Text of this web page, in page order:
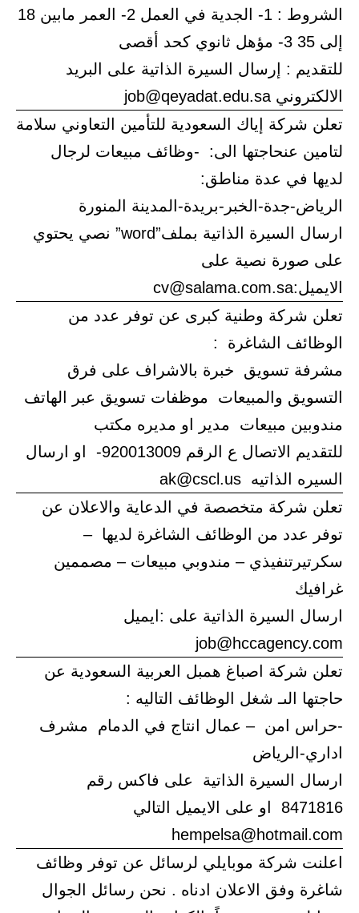
الشروط : 1- الجدية في العمل 2- العمر مابين 18
إلى 35 3- مؤهل ثانوي كحد أقصى
للتقديم : إرسال السيرة الذاتية على البريد
الالكتروني job@qeyadat.edu.sa
تعلن شركة إياك السعودية للتأمين التعاوني سلامة
لتامين عنحاجتها الى: -وظائف مبيعات لرجال
لديها في عدة مناطق:
الرياض-جدة-الخبر-بريدة-المدينة المنورة
ارسال السيرة الذاتية بملف”word” نصي يحتوي
على صورة نصية على
الايميل:cv@salama.com.sa
تعلن شركة وطنية كبرى عن توفر عدد من
الوظائف الشاغرة :
مشرفة تسويق خبرة بالاشراف على فرق
التسويق والمبيعات موظفات تسويق عبر الهاتف
مندوبين مبيعات مدير او مديره مكتب
للتقديم الاتصال ع الرقم 920013009- او ارسال
السيره الذاتيه ak@cscl.us
تعلن شركة متخصصة في الدعاية والاعلان عن
توفر عدد من الوظائف الشاغرة لديها –
سكرتيرتنفيذي – مندوبي مبيعات – مصممين
غرافيك
ارسال السيرة الذاتية على :ايميل
job@hccagency.com
تعلن شركة اصباغ همبل العربية السعودية عن
حاجتها الىـ شغل الوظائف التاليه :
-حراس امن – عمال انتاج في الدمام مشرف
اداري-الرياض
ارسال السيرة الذاتية على فاكس رقم
8471816 او على الايميل التالي
hempelsa@hotmail.com
اعلنت شركة موبايلي لرسائل عن توفر وظائف
شاغرة وفق الاعلان ادناه . نحن رسائل الجوال